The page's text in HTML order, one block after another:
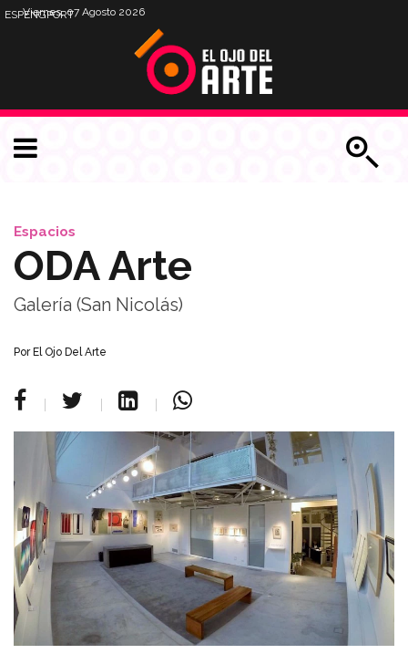
Viernes, 07 Agosto 2026
ESPENGPORT
Espacios
ODA Arte
Galería (San Nicolás)
Por El Ojo Del Arte